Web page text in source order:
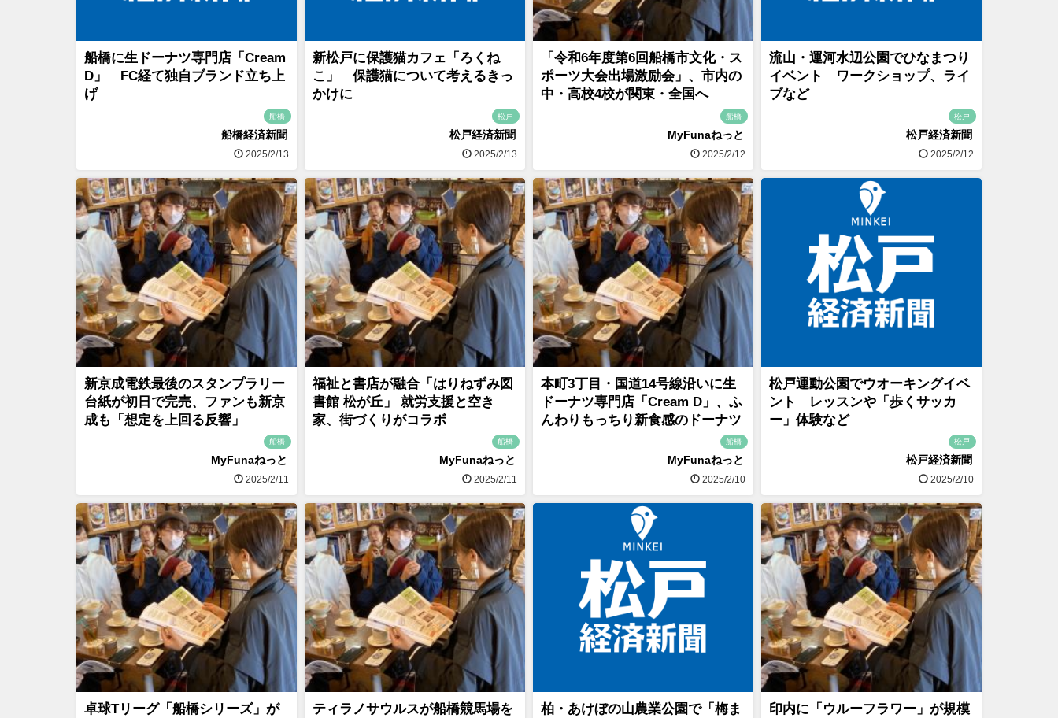
船橋に生ドーナツ専門店「Cream
D」 FC経て独自ブランド立ち上
げ
船橋
船橋経済新聞
2025/2/13
新松戸に保護猫カフェ「ろくね
こ」 保護猫について考えるきっ
かけに
松戸
松戸経済新聞
2025/2/13
「令和6年度第6回船橋市文化・ス
ポーツ大会出場激励会」、市内の
中・高校4校が関東・全国へ
船橋
MyFunaねっと
2025/2/12
流山・運河水辺公園でひなまつり
イベント ワークショップ、ライ
ブなど
松戸
松戸経済新聞
2025/2/12
新京成電鉄最後のスタンプラリー
台紙が初日で完売、ファンも新京
成も「想定を上回る反響」
船橋
MyFunaねっと
2025/2/11
福祉と書店が融合「はりねずみ図
書館 松が丘」 就労支援と空き
家、街づくりがコラボ
船橋
MyFunaねっと
2025/2/11
本町3丁目・国道14号線沿いに生
ドーナツ専門店「Cream D」、ふ
んわりもっちり新食感のドーナツ
船橋
MyFunaねっと
2025/2/10
松戸運動公園でウオーキングイベ
ント レッスンや「歩くサッカ
ー」体験など
松戸
松戸経済新聞
2025/2/10
卓球Tリーグ「船橋シリーズ」が
ティラノサウルスが船橋競馬場を
柏・あけぼの山農業公園で「梅ま
印内に「ウルーフラワー」が規模